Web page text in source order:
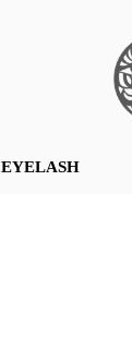
EYELASH